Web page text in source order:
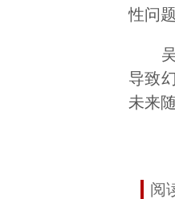
性问
吴海
导致
未来
阅